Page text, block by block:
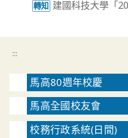
轉知 建國科技大學「
:::
馬高80週年校慶
馬高全國校友會
校務行政系統(日間)